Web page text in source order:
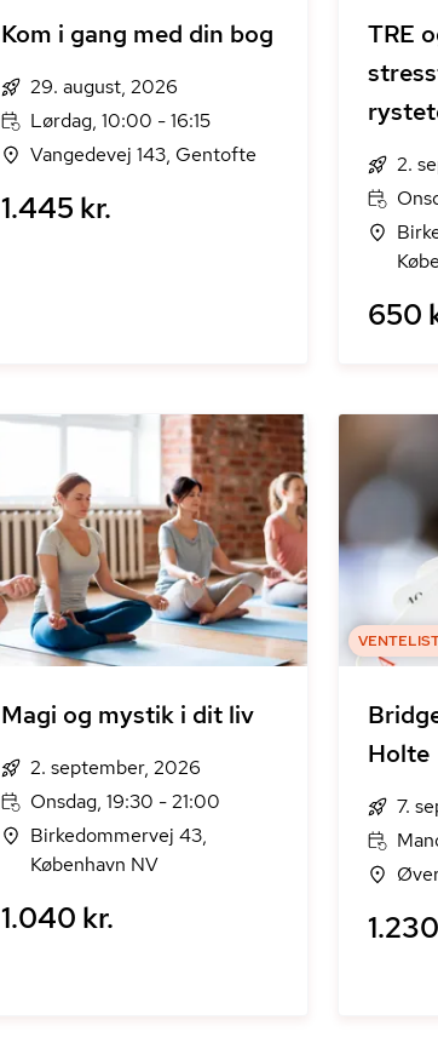
Kom i gang med din bog
29. august, 2026
Lørdag, 10:00 - 16:15
Vangedevej 143, Gentofte
1.445 kr.
TRE
2.
650
Magi og mystik i dit liv
2. september, 2026
Onsdag, 19:30 - 21:00
Birkedommervej 43,
København NV
1.040 kr.
Holte
7.